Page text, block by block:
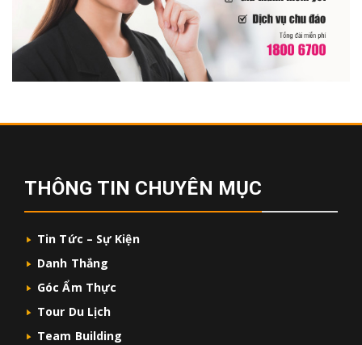
THÔNG TIN CHUYÊN MỤC
Tin Tức – Sự Kiện
Danh Thắng
Góc Ẩm Thực
Tour Du Lịch
Team Building